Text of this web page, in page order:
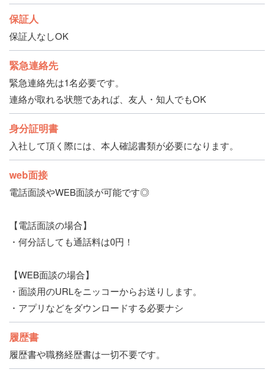
保証人
保証人なしOK
緊急連絡先
緊急連絡先は1名必要です。
連絡が取れる状態であれば、友人・知人でもOK
身分証明書
入社して頂く際には、本人確認書類が必要になります。
web面接
電話面談やWEB面談が可能です◎
【電話面談の場合】
・何分話しても通話料は0円！
【WEB面談の場合】
・面談用のURLをニッコーからお送りします。
・アプリなどをダウンロードする必要ナシ
履歴書
履歴書や職務経歴書は一切不要です。